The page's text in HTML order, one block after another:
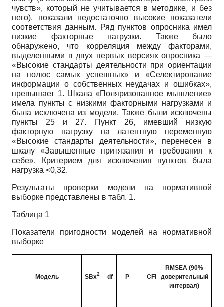
чувств», который не учитывается в методике, и без
него), показали недостаточно высокие показатели
соответствия данным. Ряд пунктов опросника имел
низкие факторные нагрузки. Также было
обнаружено, что корреляция между факторами,
выделенными в двух первых версиях опросника —
«Высокие стандарты деятельности при ориентации
на полюс самых успешных» и «Селектирование
информации о собственных неудачах и ошибках»,
превышает 1.
Шкала «Поляризованное мышление»
имела пункты с низкими факторными нагрузками и
была исключена из модели. Также были исключены
пункты 25 и 27. Пункт 26, имевший низкую
факторную нагрузку на латентную переменную
«Высокие стандарты деятельности», перенесен в
шкалу «Завышенные притязания и требования к
себе». Критерием для исключения пунктов была
нагрузка <0,32.
Результаты проверки модели на нормативной
выборке представлены в табл. 1.
Таблица 1
Показатели пригодности моделей на нормативной
выборке
Модель SBx2 df P CFI
RMSEA (90%
доверительный
интервал)